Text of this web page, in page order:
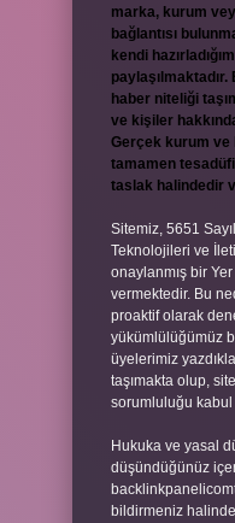
marka, kurum
bağlantısı
kendi
haber niteliği
ve kişiler
Gerçek kurum
tamamen
taslak halindedir
Sitemiz, 5651
Teknolojileri ve
onaylanmış bir
vermektedir. Bu
proaktif olarak
yükümlülüğümüz
üyelerimiz
taşımakta olup,
sorumluluğu kabul
Hukuka ve yasal
düşündüğünüz
bildirmeniz